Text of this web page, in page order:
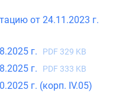
от 24.11.2023 г.
г. PDF 329 KB
г. PDF 333 KB
г. (корп. IV.05)